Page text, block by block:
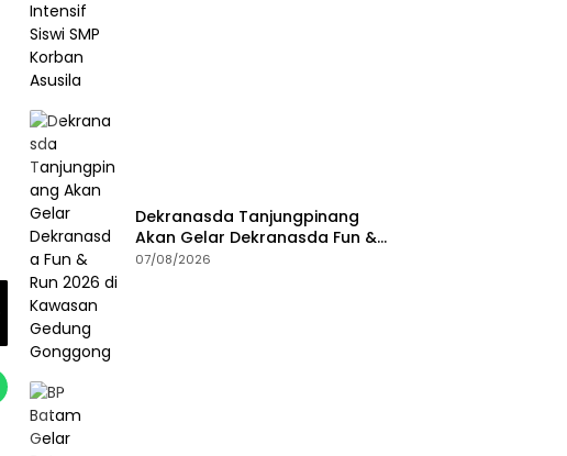
Dekranasda Tanjungpinang
Akan Gelar Dekranasda Fun &
Run 2026 di Kawasan Gedung
07/08/2026